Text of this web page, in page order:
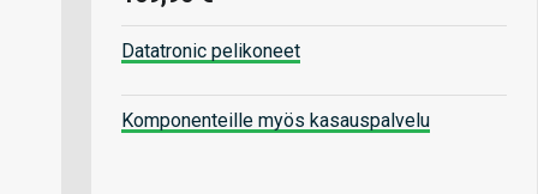
Datatronic pelikoneet
Komponenteille myös kasauspalvelu